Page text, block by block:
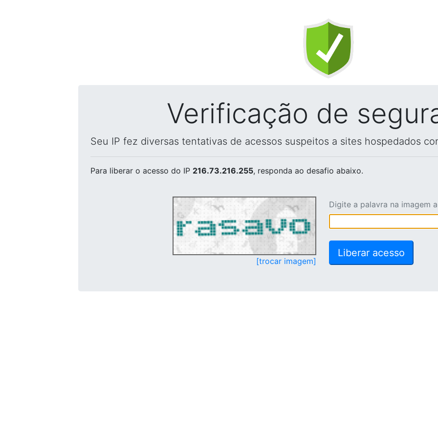
Verificação de
Seu IP fez diversas tentativas de acessos suspeitos a sites hospedados
Para liberar o acesso do IP 216.73.216.255, responda ao desafio abaixo.
[trocar imagem]
Digite a palavra na imagem